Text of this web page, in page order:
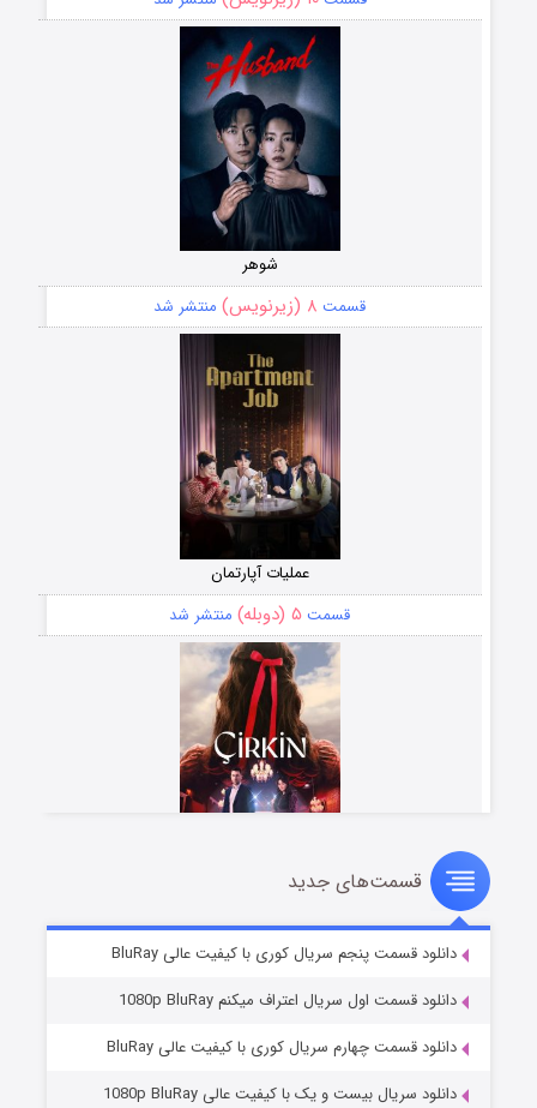
شوهر
قسمت ۸ (زیرنویس) منتشر شد
عملیات آپارتمان
قسمت ۵ (دوبله) منتشر شد
سریال زشت
قسمت۲ (زیرنویس) منتشر شد
قسمت‌های جدید
دانلود قسمت پنجم سریال کوری با کیفیت عالی BluRay
دانلود قسمت اول سریال اعتراف میکنم 1080p BluRay
دانلود قسمت چهارم سریال کوری با کیفیت عالی BluRay
دانلود سریال بیست و یک با کیفیت عالی 1080p BluRay